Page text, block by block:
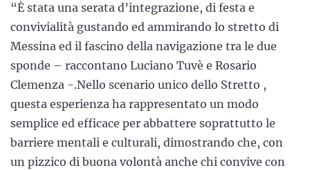
“È stata una serata d’integrazione, di festa e
convivialità gustando ed ammirando lo stretto di
Messina ed il fascino della navigazione tra le due
sponde – raccontano Luciano Tuvè e Rosario
Clemenza -.Nello scenario unico dello Stretto ,
questa esperienza ha rappresentato un modo
semplice ed efficace per abbattere soprattutto le
barriere mentali e culturali, dimostrando che, con
un pizzico di buona volontà anche chi convive con